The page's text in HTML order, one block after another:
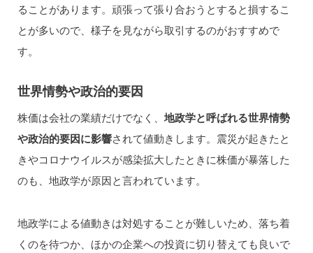
ることがあります。頑張って張り合おうとすると損するこ
とが多いので、様子を見ながら取引するのがおすすめで
す。
世界情勢や政治的要因
株価は会社の業績だけでなく、 地政学と呼ばれる世界情勢
や政治的要因に影響されて値動きします。震災が起きたと
きやコロナウイルスが感染拡大したときに株価が暴落した
のも、地政学が原因と言われています。
地政学による値動きは対処することが難しいため、落ち着
くのを待つか、ほかの企業への投資に切り替えても良いで